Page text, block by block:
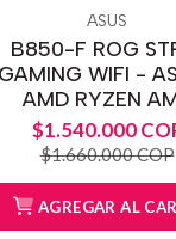
ASUS
B850-F ROG
GAMING WIFI -
AMD RYZEN
$1.540.000
$1.660.000 COP
AGREGAR AL